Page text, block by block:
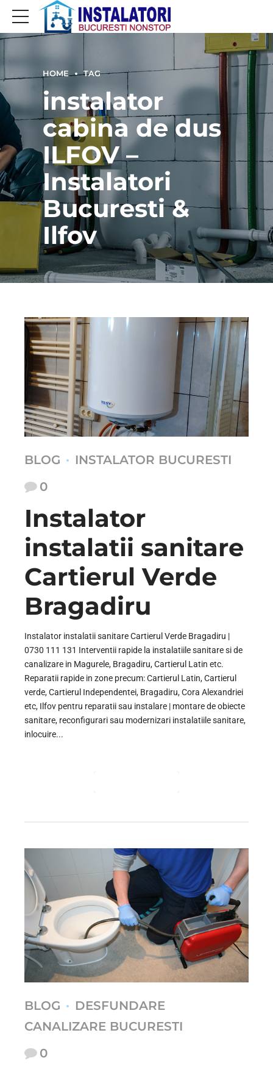
HOME TAG
instalator
cabina de dus
ILFOV –
Instalatori
Bucuresti &
Ilfov
BLOG
INSTALATOR BUCURESTI
0
Instalator
instalatii sanitare
Cartierul Verde
Bragadiru
Instalator instalatii sanitare Cartierul Verde Bragadiru |
0730 111 131 Interventii rapide la instalatiile sanitare si de
canalizare in Magurele, Bragadiru, Cartierul Latin etc.
Reparatii rapide in zone precum: Cartierul Latin, Cartierul
verde, Cartierul Independentei, Bragadiru, Cora Alexandriei
etc, Ilfov pentru reparatii sau instalare | montare de obiecte
sanitare, reconfigurari sau modernizari instalatiile sanitare,
inlocuire...
BLOG
DESFUNDARE
CANALIZARE BUCURESTI
0